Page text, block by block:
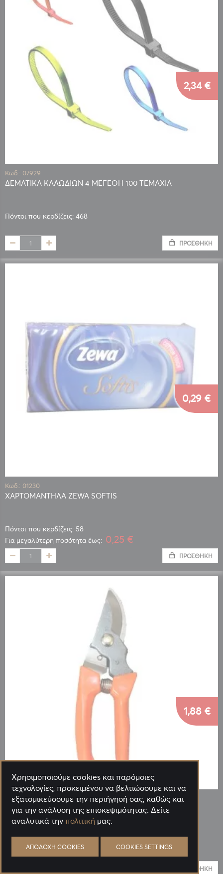
Κωδ.: 07929
ΔΕΜΑΤΙΚΑ ΚΑΛΩΔΙΩΝ 4 ΜΕΓΕΘΗ 100 ΤΕΜΑΧΙΑ
Πόντοι που κερδίζεις: 468
2,34 €
ΠΡΟΣΘΉΚΗ
Κωδ.: 01230
ΧΑΡΤΟΜΑΝΤΗΛΑ ZEWA SOFTIS
Πόντοι που κερδίζεις: 58
0,29 €
Για μεγαλύτερη ποσότητα έως: 0,25 €
ΠΡΟΣΘΉΚΗ
Κωδ.: 03472
ΨΑΛΙΔΙ ΚΛΑΔΕΜΑΤΟΣ ΠΛΑΪΝΟ PRUINING SHEARS
1,88 €
0,94 €
ΠΡΟΣΘΉΚΗ
Χρησιμοποιούμε cookies και παρόμοιες
τεχνολογίες, προκειμένου να βελτιώσουμε και να
εξατομικεύσουμε την περιήγησή σας, καθώς και
για την ανάλυση της επισκεψιμότητας. Δείτε
αναλυτικά την πολιτική μας.
ΑΠΟΔΟΧΉ COOKIES COOKIES SETTINGS